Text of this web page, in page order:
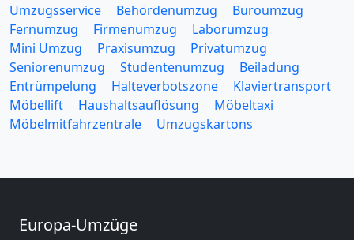
Umzugsservice Behördenumzug
Büroumzug
Fernumzug
Firmenumzug
Laborumzug
Mini Umzug
Praxisumzug
Privatumzug
Seniorenumzug
Studentenumzug
Beiladung
Entrümpelung
Halteverbotszone
Klaviertransport
Möbellift
Haushaltsauflösung
Möbeltaxi
Möbelmitfahrzentrale
Umzugskartons
Europa-Umzüge